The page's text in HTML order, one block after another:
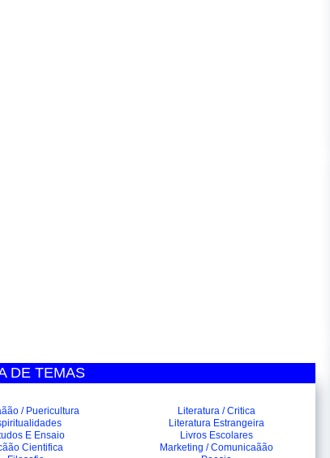
DE TEMAS
/ Puericultura
E Ensaio
Cientifica
Literatura / Critica
Literatura Estrangeira
Livros Escolares
Marketing / Comunicaãão